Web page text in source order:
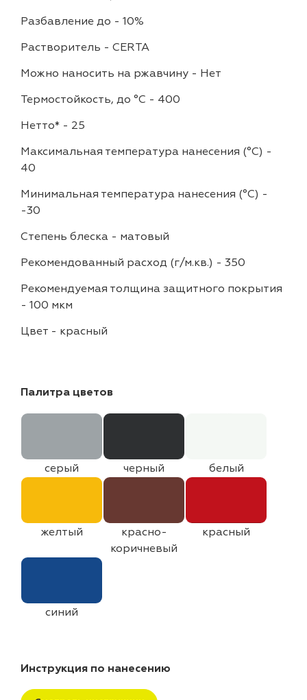
Разбавление до - 10%
Растворитель - CERTA
Можно наносить на ржавчину - Нет
Термостойкость, до °C - 400
Нетто* - 25
Максимальная температура нанесения (°С) -
40
Минимальная температура нанесения (°С) -
-30
Степень блеска - матовый
Рекомендованный расход (г/м.кв.) - 350
Рекомендуемая толщина защитного покрытия
- 100 мкм
Цвет - красный
Палитра цветов
серый черный белый
желтый
красно-
коричневый
красный
синий
Инструкция по нанесению